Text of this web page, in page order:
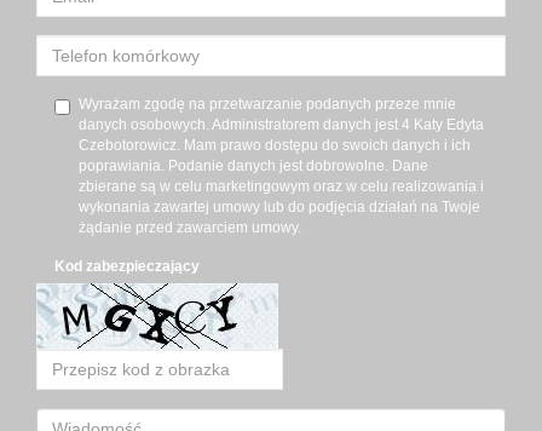
Wyrażam zgodę na przetwarzanie podanych przeze mnie
danych osobowych. Administratorem danych jest 4 Katy Edyta
Czebotorowicz. Mam prawo dostępu do swoich danych i ich
poprawiania. Podanie danych jest dobrowolne. Dane
zbierane są w celu marketingowym oraz w celu realizowania i
wykonania zawartej umowy lub do podjęcia działań na Twoje
żądanie przed zawarciem umowy.
Kod zabezpieczający